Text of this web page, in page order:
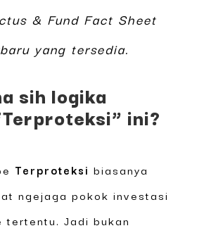
& Fund Fact Sheet
yang tersedia.
sih logika
ini?
Terproteksi biasanya
ngejaga pokok investasi
tertentu. Jadi bukan